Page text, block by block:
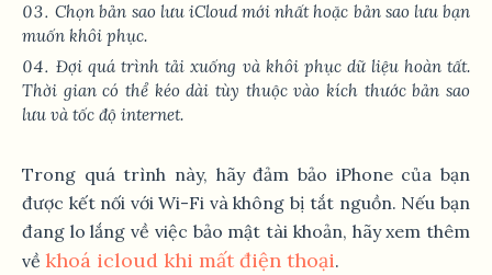
Chọn bản sao lưu iCloud mới nhất hoặc bản sao lưu bạn
muốn khôi phục.
Đợi quá trình tải xuống và khôi phục dữ liệu hoàn tất.
Thời gian có thể kéo dài tùy thuộc vào kích thước bản sao
lưu và tốc độ internet.
Trong quá trình này, hãy đảm bảo iPhone của bạn
được kết nối với Wi-Fi và không bị tắt nguồn. Nếu bạn
đang lo lắng về việc bảo mật tài khoản, hãy xem thêm
về khoá icloud khi mất điện thoại.